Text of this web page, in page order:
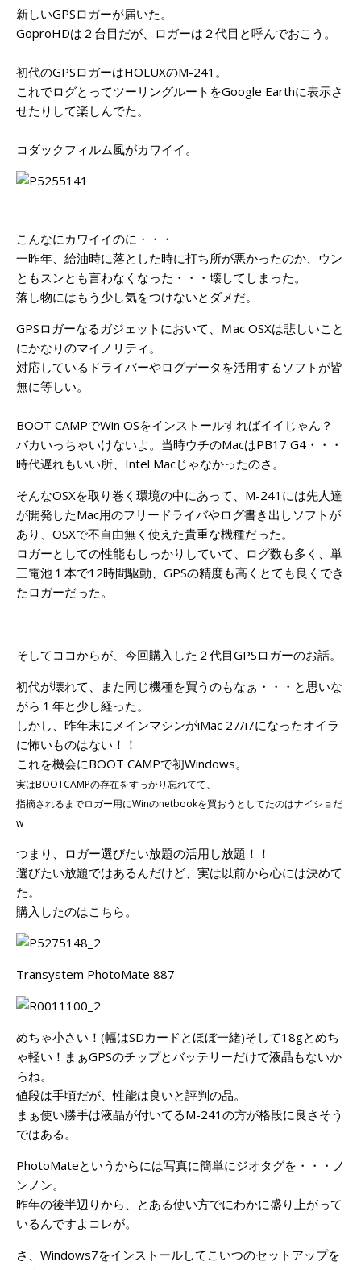
新しいGPSロガーが届いた。
GoproHDは２台目だが、ロガーは２代目と呼んでおこう。
初代のGPSロガーはHOLUXのM-241。
これでログとってツーリングルートをGoogle Earthに表示さ
せたりして楽しんでた。
コダックフィルム風がカワイイ。
こんなにカワイイのに・・・
一昨年、給油時に落とした時に打ち所が悪かったのか、ウン
ともスンとも言わなくなった・・・壊してしまった。
落し物にはもう少し気をつけないとダメだ。
GPSロガーなるガジェットにおいて、Ｍac OSXは悲しいこと
にかなりのマイノリティ。
対応しているドライバーやログデータを活用するソフトが皆
無に等しい。
BOOT CAMPでWin OSをインストールすればイイじゃん？
バカいっちゃいけないよ。当時ウチのMacはPB17 G4・・・
時代遅れもいい所、Intel Macじゃなかったのさ。
そんなOSXを取り巻く環境の中にあって、M-241には先人達
が開発したMac用のフリードライバやログ書き出しソフトが
あり、OSXで不自由無く使えた貴重な機種だった。
ロガーとしての性能もしっかりしていて、ログ数も多く、単
三電池１本で12時間駆動、GPSの精度も高くとても良くでき
たロガーだった。
そしてココからが、今回購入した２代目GPSロガーのお話。
初代が壊れて、また同じ機種を買うのもなぁ・・・と思いな
がら１年と少し経った。
しかし、昨年末にメインマシンがiMac 27/i7になったオイラ
に怖いものはない！！
これを機会にBOOT CAMPで初Windows。
実はBOOTCAMPの存在をすっかり忘れてて、
指摘されるまでロガー用にWinのnetbookを買おうとしてたのはナイショだ
w
つまり、ロガー選びたい放題の活用し放題！！
選びたい放題ではあるんだけど、実は以前から心には決めて
た。
購入したのはこちら。
Transystem PhotoMate 887
めちゃ小さい！(幅はSDカードとほぼ一緒)そして18gとめち
ゃ軽い！まぁGPSのチップとバッテリーだけで液晶もないか
らね。
値段は手頃だが、性能は良いと評判の品。
まぁ使い勝手は液晶が付いてるM-241の方が格段に良さそう
ではある。
PhotoMateというからには写真に簡単にジオタグを・・・ノ
ンノン。
昨年の後半辺りから、とある使い方でにわかに盛り上がって
いるんですよコレが。
さ、Windows7をインストールしてこいつのセットアップを